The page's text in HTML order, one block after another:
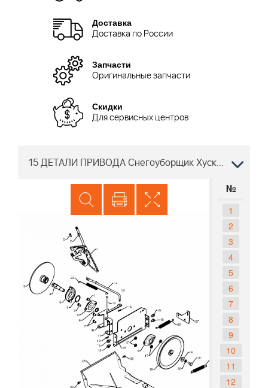
Доставка
Доставка по России
Запчасти
Оригинальные запчасти
Скидки
Для сервисных центров
15 ДЕТАЛИ ПРИВОДА Снегоуборщик Хускварна 5524 ST 96191001605, 2009-08
№
1
2
3
4
5
6
7
8
9
10
11
12